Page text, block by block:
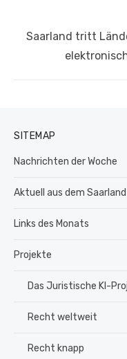
Nächster
Saarland tritt
SITEMAP
Nachrichten der Woche
Aktuell aus dem Saarland
Links des Monats
Projekte
Das Juristische KI-
Recht weltweit
Recht knapp